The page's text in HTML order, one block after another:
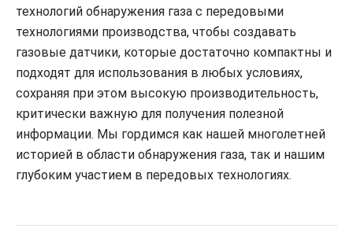
технологий обнаружения газа с передовыми
технологиями производства, чтобы создавать
газовые датчики, которые достаточно компактны и
подходят для использования в любых условиях,
сохраняя при этом высокую производительность,
критически важную для получения полезной
информации. Мы гордимся как нашей многолетней
историей в области обнаружения газа, так и нашим
глубоким участием в передовых технологиях.